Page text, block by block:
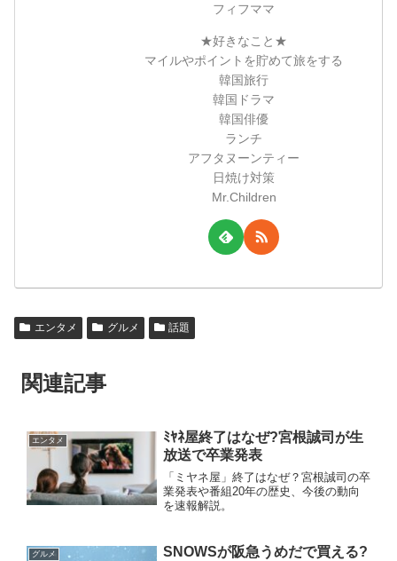
フィフママ
★好きなこと★
マイルやポイントを貯めて旅をする
韓国旅行
韓国ドラマ
韓国俳優
ランチ
アフタヌーンティー
日焼け対策
Mr.Children
エンタメ グルメ 話題
関連記事
エンタメ
ﾐﾔﾈ屋終了はなぜ?宮根誠司が生
放送で卒業発表
「ミヤネ屋」終了はなぜ？宮根誠司の卒
業発表や番組20年の歴史、今後の動向
を速報解説。
グルメ
SNOWSが阪急うめだで買える?